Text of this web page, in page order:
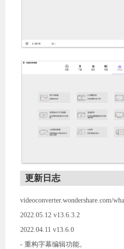
更新日志
videoconverter.wondershare.com/
2022.05.12 v13.6.3.2
2022.04.11 v13.6.0
- 重构字幕编辑功能。